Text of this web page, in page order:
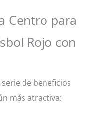
Centro para
Rojo con
de beneficios
más atractiva: